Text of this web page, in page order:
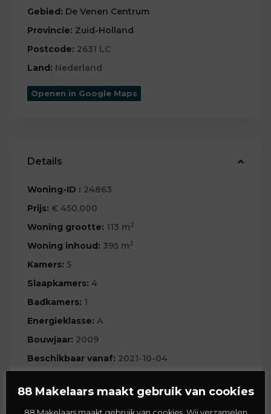
Gebied: De Venen Centrum
Provincie: Zuid-Holland
Postcode: 2631 LC
Land: Nederland
Openen in Google Maps
Details
Woning-ID : 24863
Prijs: € 450.000
Woning grootte: 113 m2
Woning inhoud: 395 m2
Kamers: 5
Slaapkamers: 4
Badkamers: 1
Energieklasse: A
Bouwjaar: 2009
Beschikbaar vanaf: 2021-10-04
88 Makelaars maakt gebruik van cookies
88 Makelaars maakt gebruik van cookies. Wij verzamelen